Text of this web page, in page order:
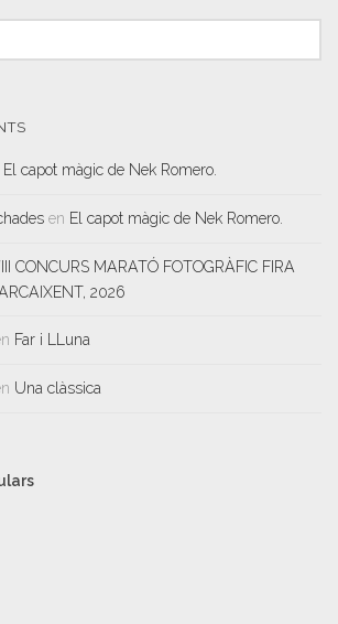
El capot màgic de Nek Romero.
en El capot màgic de Nek Romero.
CONCURS MARATÓ FOTOGRÀFIC FIRA
2026
Far i LLuna
Una clàssica